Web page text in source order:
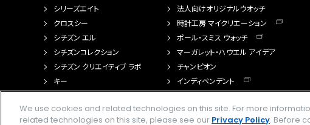
シリーズエイト
クロスシー
シチズン エル
シチズンコレクション
シチズン クリエイティブ ラボ
キー
法人向けオリジナルウオッチ
時計工房 マイクリエーション
ポール・スミス ウォッチ
マーガレット・ハウエル アイデア
チャンピオン
インディペンデント
We use cookies and related technologies on this site. For more
related technologies on this site, please see our Privacy Policy. Before